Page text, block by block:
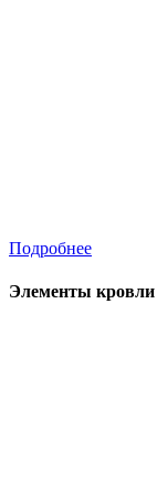
Подробнее
Элементы кровли